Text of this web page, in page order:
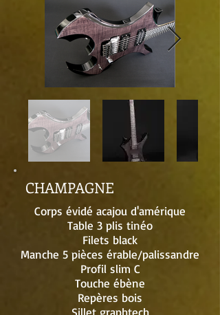
CHAMPAGNE
Corps évidé acajou d'amérique
Table 3 plis tinéo
Filets black
Manche 5 pièces érable/palissandre
Profil slim C
Touche ébène
Repères bois
Sillet graphtech